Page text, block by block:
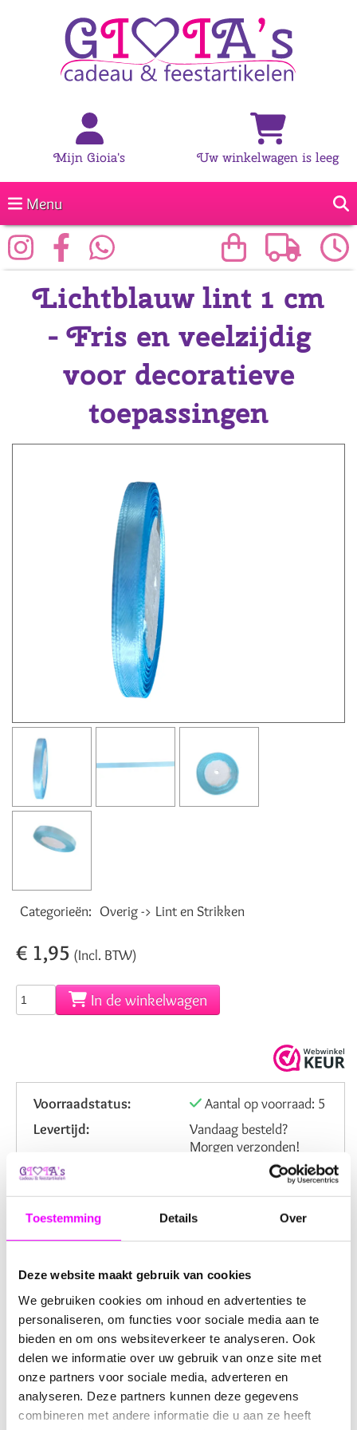
Toestemming Details Over
Deze website maakt gebruik van cookies
We gebruiken cookies om inhoud en advertenties te
personaliseren, om functies voor sociale media aan te
bieden en om ons websiteverkeer te analyseren. Ook
delen we informatie over uw gebruik van onze site met
onze partners voor sociale media, adverteren en
analyseren. Deze partners kunnen deze gegevens
combineren met andere informatie die u aan ze heeft
Mijn Gioia's Uw winkelwagen is leeg
Menu
Lichtblauw lint 1 cm
- Fris en veelzijdig
voor decoratieve
toepassingen
Categorieën: Overig -> Lint en Strikken
€ 1,95 (Incl. BTW)
In de winkelwagen
Voorraadstatus:
Aantal op voorraad: 5
Levertijd:
Vandaag besteld?
Morgen verzonden!
Verzendkosten NL:
Artikelnummer:
4210945
Beoordeling:
Omschrijving Reviews
Dit lichtblauwe lint van 1 cm breed en 22,5 meter lang is
perfect voor een breed scala aan decoratieve en creatieve
projecten. Het lint is gemaakt van hoogwaardig polyester,
wat zorgt voor een stevige en duurzame afwerking. Het is
ideaal om cadeautjes en pakketjes mee in te pakken,
bloemen te versieren, strikken te maken, en voor diverse